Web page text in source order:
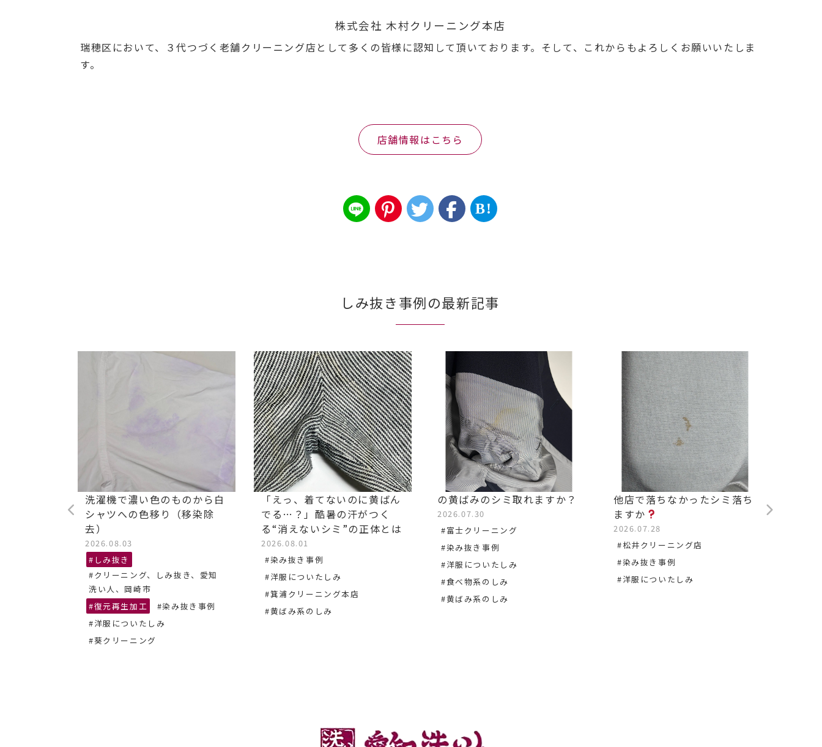
株式会社 木村クリーニング本店
瑞穂区において、３代つづく老舗クリーニング店として多くの皆様に認知して頂いております。そして、これからもよろしくお願いいたしま
す。
店舗情報はこちら
B!
しみ抜き事例の最新記事
洗濯機で濃い色のものから白
シャツへの色移り（移染除
去）
2026.08.03
#しみ抜き
#クリーニング、しみ抜き、愛知
洗い人、岡崎市
#復元再生加工
#染み抜き事例
#洋服についたしみ
#葵クリーニング
「えっ、着てないのに黄ばん
でる…？」酷暑の汗がつく
る“消えないシミ”の正体とは
2026.08.01
#染み抜き事例
#洋服についたしみ
#箕浦クリーニング本店
#黄ばみ系のしみ
の黄ばみのシミ取れますか？
2026.07.30
#富士クリーニング
#染み抜き事例
#洋服についたしみ
#食べ物系のしみ
#黄ばみ系のしみ
他店で落ちなかったシミ落ち
ますか
2026.07.28
#松井クリーニング店
#染み抜き事例
#洋服についたしみ